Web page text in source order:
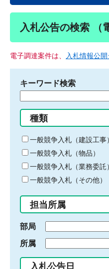
入札公告の検索 （
電子調達案件は、 入札情報公
キーワード検索
る
キ
ー
ワ
ー
ド
入
力
種類
一般競争入札（建設工事）
一般競争入札（物品）
一般競争入札（業務委託）
一般競争入札（その他）
担当所属
部局
所属
入札公告日